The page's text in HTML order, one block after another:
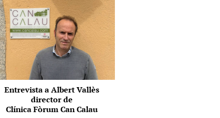
Entrevista a Albert Vallès
director de
Clínica Fòrum Can Calau